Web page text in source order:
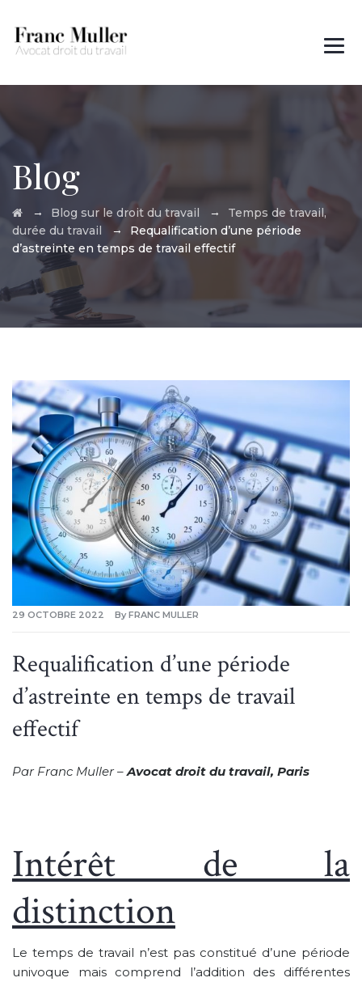
Blog
→ Blog sur le droit du travail →
Temps de travail,
durée du travail →
Requalification d’une période
d’astreinte en temps de travail effectif
29 OCTOBRE 2022 By FRANC MULLER
Requalification d’une période
d’astreinte en temps de travail
effectif
Par Franc Muller – Avocat droit du travail, Paris
Intérêt de la
distinction
Le temps de travail n’est pas constitué d’une période
univoque mais comprend l’addition des différentes